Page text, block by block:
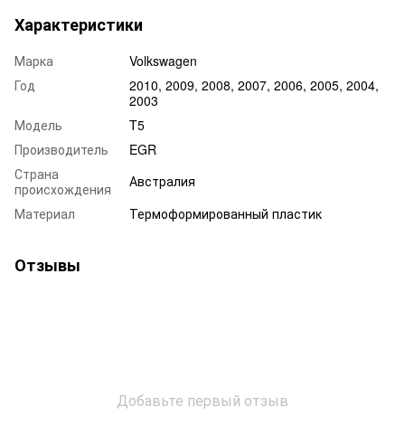
Характеристики
Марка
Volkswagen
Год
2010, 2009, 2008, 2007, 2006, 2005, 2004,
2003
Модель
T5
Производитель
EGR
Страна
происхождения
Австралия
Материал
Термоформированный пластик
Отзывы
Добавьте первый отзыв